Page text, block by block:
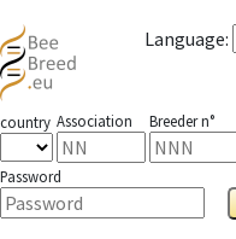
Language:
country Association Breeder n°
Password